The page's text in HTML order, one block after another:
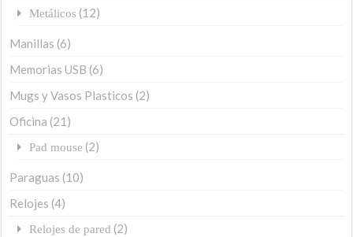
Metálicos (12)
Manillas (6)
Memorias USB (6)
Mugs y Vasos Plasticos (2)
Oficina (21)
Pad mouse (2)
Paraguas (10)
Relojes (4)
Relojes de pared (2)